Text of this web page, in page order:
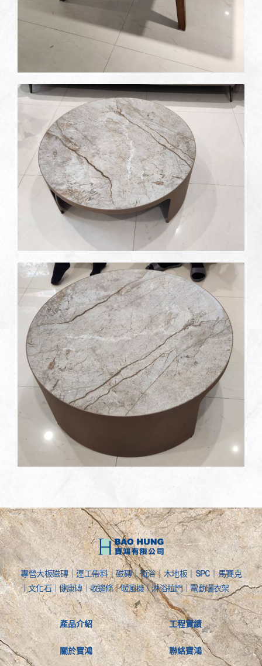
專營大板磁磚｜連工帶料｜磁磚｜衛浴｜木地板｜SPC｜馬賽克
｜文化石｜健康磚｜收邊條｜暖風機｜淋浴拉門｜電動曬衣架
產品介紹
關於寶鴻
工程實績
聯絡寶鴻